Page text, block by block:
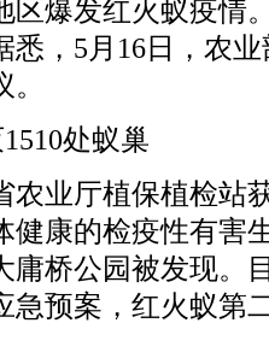
爆发红火蚁疫情
悉，5月16日，农
处蚁巢
业厅植保植检站
健康的检疫性有
庸桥公园被发现。
急预案，红火蚁第